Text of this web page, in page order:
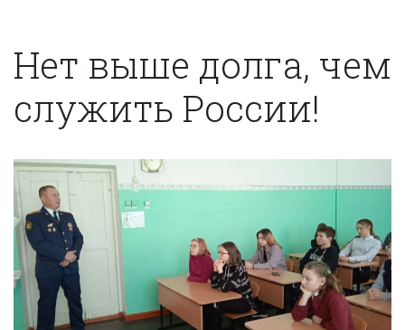
Нет выше долга, чем
служить России!